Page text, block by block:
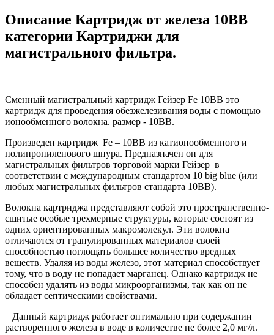
Описание Картридж от железа 10BB
категории Картриджи для
магистрального фильтра.
Сменный магистральный картридж Гейзер Fe 10ВВ это
картридж для проведения обезжелезивания воды с помощью
ионообменного волокна. размер - 10ВВ.
Произведен картридж Fe – 10ВВ из катионообменного и
полипропиленового шнура. Предназначен он для
магистральных фильтров торговой марки Гейзер в
соответствии с международным стандартом 10 big blue (или
любых магистральных фильтров стандарта 10ВВ).
Волокна картриджа представляют собой это пространственно-
сшитые особые трехмерные структуры, которые состоят из
одних ориентированных макромолекул. Эти волокна
отличаются от гранулированных материалов своей
способностью поглощать большее количество вредных
веществ. Удаляя из воды железо, этот материал способствует
тому, что в воду не попадает марганец. Однако картридж не
способен удалять из воды микроорганизмы, так как он не
обладает септическими свойствами.
Данный картридж работает оптимально при содержании
растворенного железа в воде в количестве не более 2,0 мг/л.